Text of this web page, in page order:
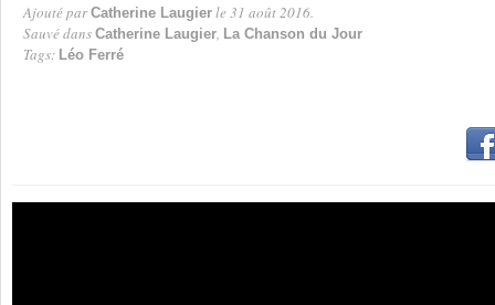
Ajouté par Catherine Laugier le 31 août 2016.
Sauvé dans Catherine Laugier, La Chanson du Jour
Tags: Léo Ferré